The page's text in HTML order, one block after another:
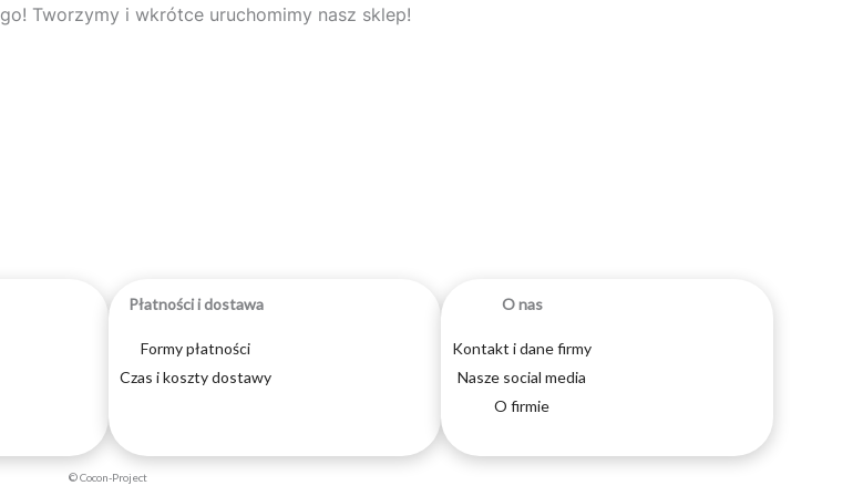
Tworzymy i wkrótce uruchomimy nasz sklep!
Płatności i dostawa
Formy płatności
Czas i koszty dostawy
O nas
Kontakt i dane firmy
Nasze social media
O firmie
© Cocon-Project